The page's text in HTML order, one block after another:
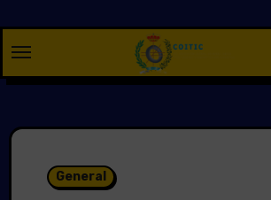
contenido
General